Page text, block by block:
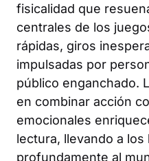
fisicalidad que
centrales de los
rápidas, giros
impulsadas por
público enganchado.
en combinar acción
emocionales
lectura, llevando a los
profundamente al